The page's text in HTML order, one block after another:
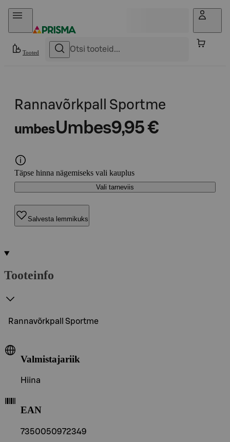
Otse sisu juurde
Tooted
Rannavõrkpall Sportme
umbesUmbes9,95 €
Täpse hinna nägemiseks vali kauplus
Vali tarneviis
Salvesta lemmikuks
Tooteinfo
Rannavõrkpall Sportme
Valmistajariik
Hiina
EAN
7350050972349